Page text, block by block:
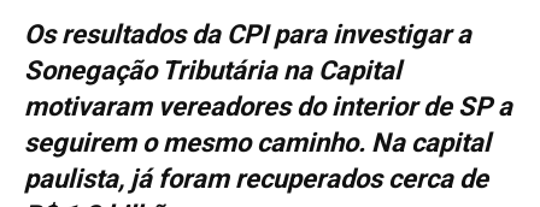
Os resultados da CPI para investigar a
Sonegação Tributária na Capital
motivaram vereadores do interior de SP a
seguirem o mesmo caminho. Na capital
paulista, já foram recuperados cerca de